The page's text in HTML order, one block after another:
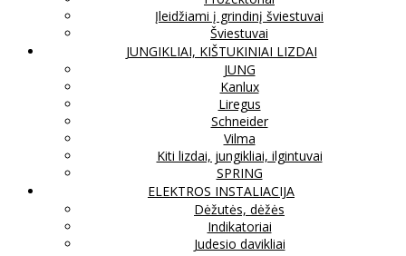
Įleidžiami į grindinį šviestuvai
Šviestuvai
JUNGIKLIAI, KIŠTUKINIAI LIZDAI
JUNG
Kanlux
Liregus
Schneider
Vilma
Kiti lizdai, jungikliai, ilgintuvai
SPRING
ELEKTROS INSTALIACIJA
Dėžutės, dėžės
Indikatoriai
Judesio davikliai